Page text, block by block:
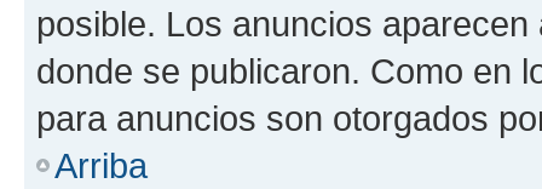
posible. Los anuncios
donde se publicaron. Como en
para anuncios son otorgados
Arriba